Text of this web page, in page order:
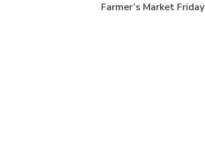
Farmer’s Market Friday